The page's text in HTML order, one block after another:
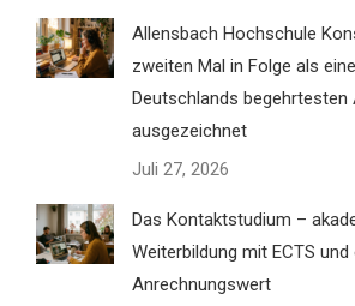
Allensbach Hochschule
zweiten Mal in Folge als
Deutschlands begehrtesten
ausgezeichnet
Juli 27, 2026
Das Kontaktstudium –
Weiterbildung mit ECTS
Anrechnungswert